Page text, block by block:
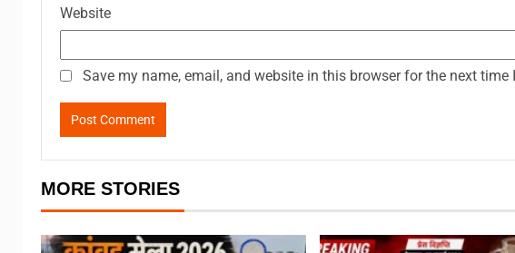
Website
Save my name, email, and website in this browser for the next time
MORE STORIES